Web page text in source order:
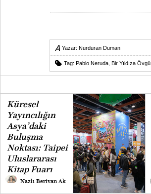
Yazar: Nurduran Duman
Tag: Pablo Neruda Bir Yıldıza Övgü
Küresel
Yayıncılığın
Asya’daki
Buluşma
Noktası: Taipei
Uluslararası
Kitap Fuarı
Nazlı Berivan Ak